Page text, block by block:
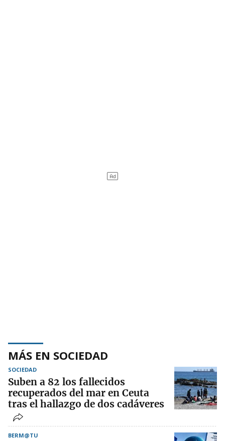
MÁS EN SOCIEDAD
SOCIEDAD
Suben a 82 los fallecidos
recuperados del mar en Ceuta
tras el hallazgo de dos cadáveres
BERM@TU